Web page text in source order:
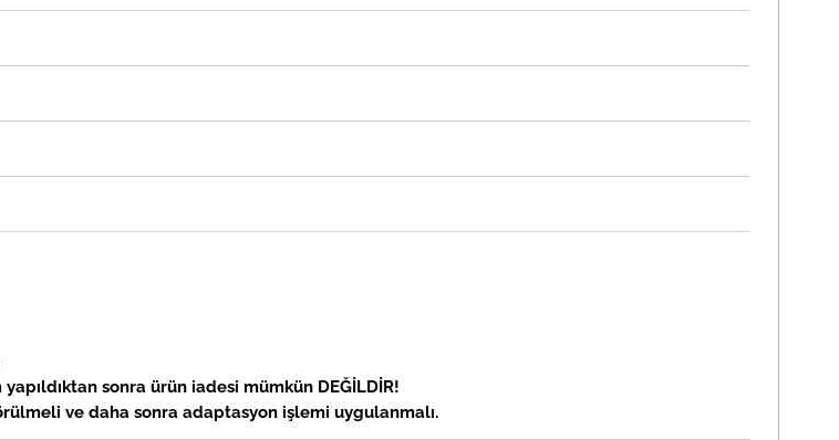
sonra ürün iadesi mümkün DEĞİLDİR!
ve daha sonra adaptasyon işlemi uygulanmalı.